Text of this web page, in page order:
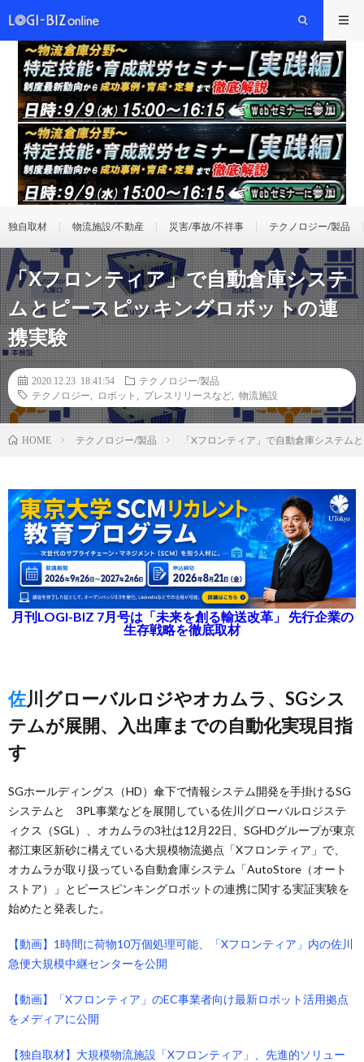
独自取材 物流施設/不動産 災害/事故/不祥事 テクノロジー/製品
「Xフロンティア」で自動倉庫システ
ムとピースピッキングロボットの連
携実験
2020.12.23 18:41:54
テクノロジー/製品
テクノロジー
ロボット プレスリリースなど 物流施設
HOME テクノロジー/製品 「Xフロンティア」で自動倉庫システム
月刊LOGI-BIZ 7月号は「未来を創る輸送改革」 先行企業の
生存戦略を徹底取材
佐川グローバルロジやオカムラ、SGシス
テムが展開、入出庫までの自動化実現目指
す
SGホールディングス（HD）傘下で情報システム開発を手掛けるSG
システムと 3PL事業などを展開している佐川グローバルロジステ
ィクス（SGL）、オカムラの3社は12月22日、SGHDグループが東京
都江東区新砂に構えている大規模物流拠点「Xフロンティア」で、
オカムラが取り扱っている自動倉庫システム「AutoStore（オート
ストア）」とピースピンキングロボットの連携に関する実証実験を
始めたと発表した。
【動画】1時間に荷物10万個処理可能、「Xフロンティア」内の佐川
急便大規模中継センターを公開
【動画】「Xフロンティア」のEC事業者向け最新ロボット活用拠点
をメディアに公開
【独自取材】大規模物流施設「Xフロンティア」、先進的ソリュー